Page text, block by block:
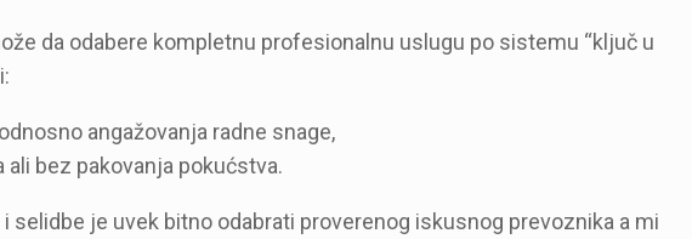
da odabere kompletnu profesionalnu uslugu po sistemu “ključ u
angažovanja radne snage,
bez pakovanja pokućstva.
selidbe je uvek bitno odabrati proverenog iskusnog prevoznika a mi